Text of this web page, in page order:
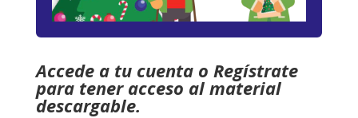
Accede a tu cuenta o Regístrate
para tener acceso al material
descargable.